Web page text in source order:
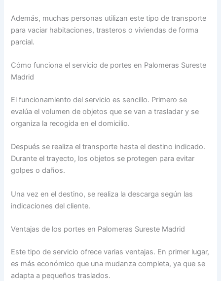
Además, muchas personas utilizan este tipo de transporte
para vaciar habitaciones, trasteros o viviendas de forma
parcial.
Cómo funciona el servicio de portes en Palomeras Sureste
Madrid
El funcionamiento del servicio es sencillo. Primero se
evalúa el volumen de objetos que se van a trasladar y se
organiza la recogida en el domicilio.
Después se realiza el transporte hasta el destino indicado.
Durante el trayecto, los objetos se protegen para evitar
golpes o daños.
Una vez en el destino, se realiza la descarga según las
indicaciones del cliente.
Ventajas de los portes en Palomeras Sureste Madrid
Este tipo de servicio ofrece varias ventajas. En primer lugar,
es más económico que una mudanza completa, ya que se
adapta a pequeños traslados.